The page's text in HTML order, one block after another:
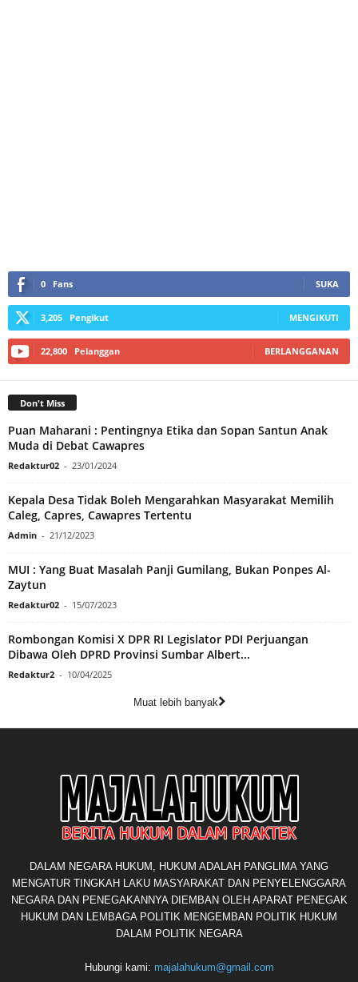
0 Fans SUKA
3,205 Pengikut MENGIKUTI
22,800 Pelanggan BERLANGGANAN
Don't Miss
Puan Maharani : Pentingnya Etika dan Sopan Santun Anak
Muda di Debat Cawapres
Redaktur02 - 23/01/2024
Kepala Desa Tidak Boleh Mengarahkan Masyarakat Memilih
Caleg, Capres, Cawapres Tertentu
Admin - 21/12/2023
MUI : Yang Buat Masalah Panji Gumilang, Bukan Ponpes Al-
Zaytun
Redaktur02 - 15/07/2023
Rombongan Komisi X DPR RI Legislator PDI Perjuangan
Dibawa Oleh DPRD Provinsi Sumbar Albert...
Redaktur2 - 10/04/2025
Muat lebih banyak
DALAM NEGARA HUKUM, HUKUM ADALAH PANGLIMA YANG
MENGATUR TINGKAH LAKU MASYARAKAT DAN PENYELENGGARA
NEGARA DAN PENEGAKANNYA DIEMBAN OLEH APARAT PENEGAK
HUKUM DAN LEMBAGA POLITIK MENGEMBAN POLITIK HUKUM
DALAM POLITIK NEGARA
Hubungi kami: majalahukum@gmail.com